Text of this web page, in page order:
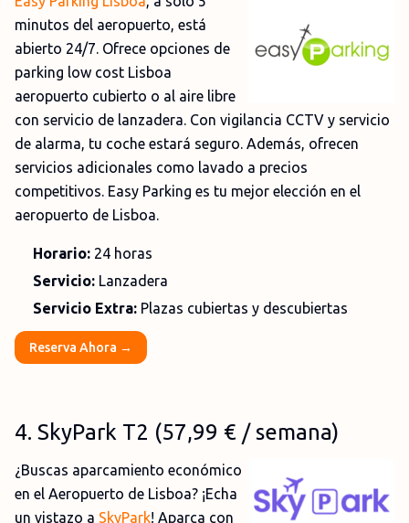
minutos del aeropuerto, está
abierto 24/7. Ofrece opciones de
parking low cost Lisboa
aeropuerto cubierto o al aire libre
con servicio de lanzadera. Con vigilancia CCTV y servicio
de alarma, tu coche estará seguro. Además, ofrecen
servicios adicionales como lavado a precios
competitivos. Easy Parking es tu mejor elección en el
aeropuerto de Lisboa.
Horario: 24 horas
Servicio: Lanzadera
Servicio Extra: Plazas cubiertas y descubiertas
Reserva Ahora →
4. SkyPark T2 (57,99 € / semana)
¿Buscas aparcamiento económico
en el Aeropuerto de Lisboa? ¡Echa
un vistazo a SkyPark! Aparca con